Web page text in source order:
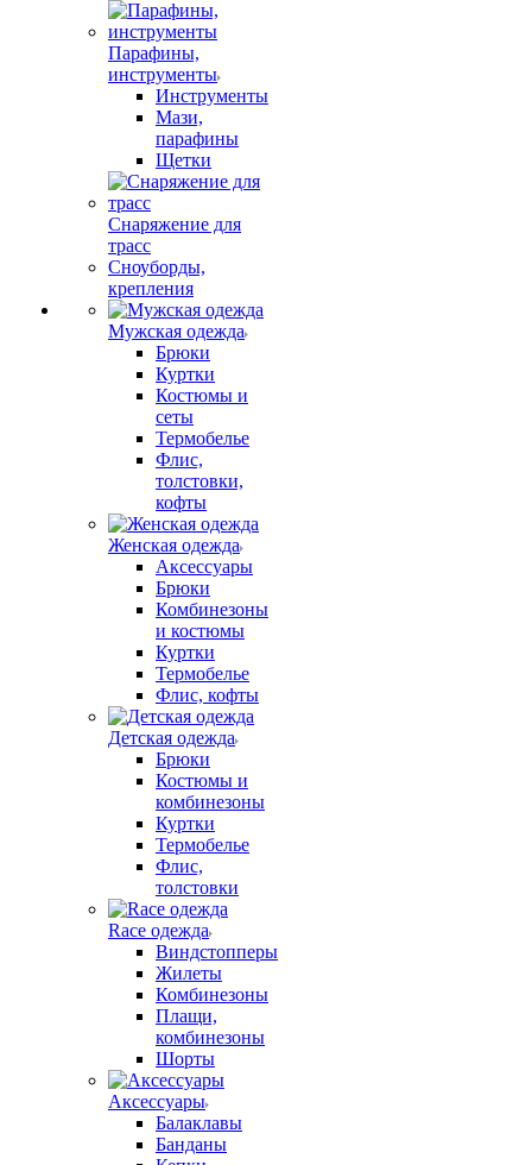
Парафины,
инструменты
Инструменты
Мази,
парафины
Щетки
Снаряжение для
трасс
Сноуборды,
крепления
Мужская одежда
Брюки
Куртки
Костюмы и
сеты
Термобелье
Флис,
толстовки,
кофты
Женская одежда
Аксессуары
Брюки
Комбинезоны
и костюмы
Куртки
Термобелье
Флис, кофты
Детская одежда
Брюки
Костюмы и
комбинезоны
Куртки
Термобелье
Флис,
толстовки
Race одежда
Виндстопперы
Жилеты
Комбинезоны
Плащи,
комбинезоны
Шорты
Аксессуары
Балаклавы
Банданы